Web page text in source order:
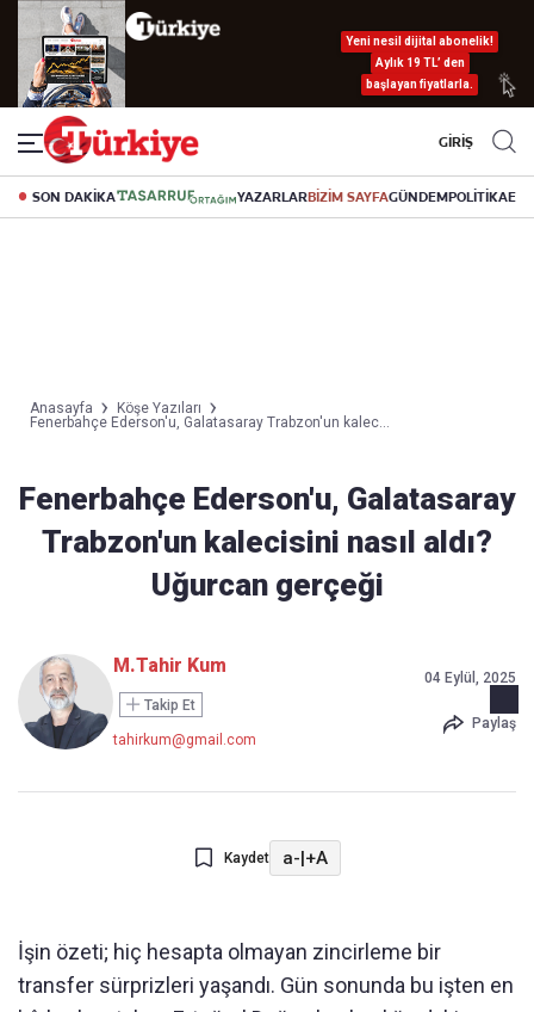
Yeni nesil dijital abonelik!
Aylık 19 TL’ den
başlayan fiyatlarla.
GİRİŞ
SON DAKİKA YAZARLARBİZİM SAYFAGÜNDEMPOLİTİKA
Anasayfa
Köşe Yazıları
Fenerbahçe Ederson'u, Galatasaray Trabzon'un kalec...
Fenerbahçe Ederson'u, Galatasaray
Trabzon'un kalecisini nasıl aldı?
Uğurcan gerçeği
M.Tahir Kum
Takip Et
tahirkum@gmail.com
04 Eylül, 2025
Paylaş
Kaydet a-|+A
İşin özeti; hiç hesapta olmayan zincirleme bir
transfer sürprizleri yaşandı. Gün sonunda bu işten en